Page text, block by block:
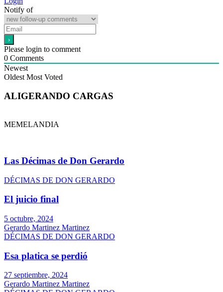
Notify of
Please login to comment
0 Comments
Newest
Oldest Most Voted
ALIGERANDO CARGAS
MEMELANDIA
Las Décimas de Don Gerardo
DÉCIMAS DE DON GERARDO
El juicio final
5 octubre, 2024
Gerardo Martinez Martinez
DÉCIMAS DE DON GERARDO
Esa platica se perdió
27 septiembre, 2024
Gerardo Martinez Martinez